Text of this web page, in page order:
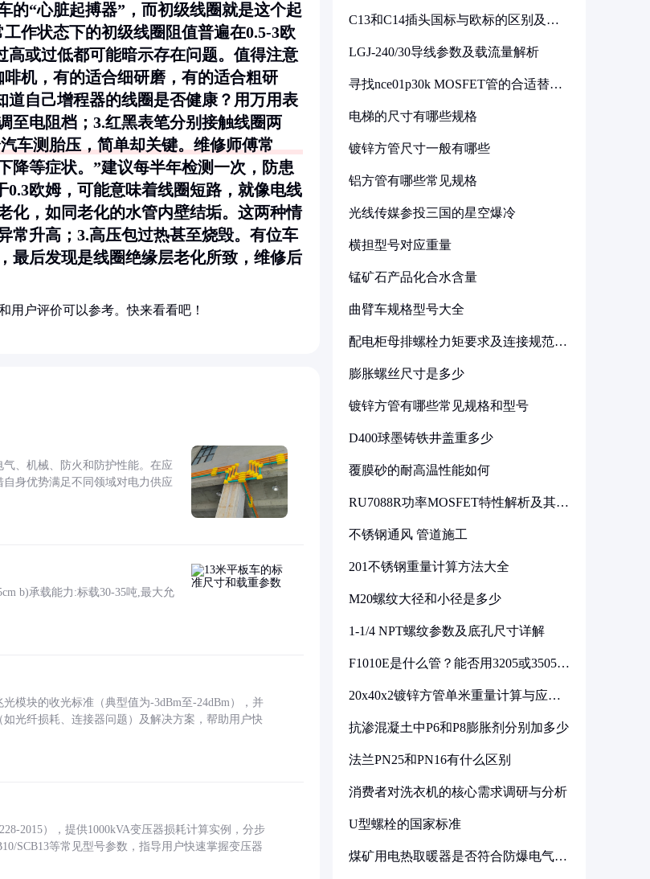
的“心脏起搏器”，而初级线圈就是这个起
作状态下的初级线圈阻值普遍在0.5-3欧
或过低都可能暗示存在问题。值得注意
机，有的适合细研磨，有的适合粗研
道自己增程器的线圈是否健康？用万用表
至电阻档；3.红黑表笔分别接触线圈两
车测胎压，简单却关键。维修师傅常
降等症状。”建议每半年检测一次，防患
欧姆，可能意味着线圈短路，就像电线
化，如同老化的水管内壁结垢。这两种情
常升高；3.高压包过热甚至烧毁。有位车
最后发现是线圈绝缘层老化所致，维修后
用户评价可以参考。快来看看吧！
、机械、防火和防护性能。在应
身优势满足不同领域对电力供应
b)承载能力:标载30-35吨,最大允
模块的收光标准（典型值为-3dBm至-24dBm），并
光纤损耗、连接器问题）及解决方案，帮助用户快
2015），提供1000kVA变压器损耗计算实例，分步
SCB13等常见型号参数，指导用户快速掌握变压器
C13和C14插头国标与欧标的区别及其
LGJ-240/30导线参数及载流量解析
寻找nce01p30k MOSFET管的合适替代
电梯的尺寸有哪些规格
镀锌方管尺寸一般有哪些
铝方管有哪些常见规格
光线传媒参投三国的星空爆冷
横担型号对应重量
锰矿石产品化合水含量
曲臂车规格型号大全
配电柜母排螺栓力矩要求及连接规范详
膨胀螺丝尺寸是多少
镀锌方管有哪些常见规格和型号
D400球墨铸铁井盖重多少
覆膜砂的耐高温性能如何
RU7088R功率MOSFET特性解析及其在
不锈钢通风 管道施工
201不锈钢重量计算方法大全
M20螺纹大径和小径是多少
1-1/4 NPT螺纹参数及底孔尺寸详解
F1010E是什么管？能否用3205或3505代
20x40x2镀锌方管单米重量计算与应用
抗渗混凝土中P6和P8膨胀剂分别加多少
法兰PN25和PN16有什么区别
消费者对洗衣机的核心需求调研与分析
U型螺栓的国家标准
煤矿用电热取暖器是否符合防爆电气设